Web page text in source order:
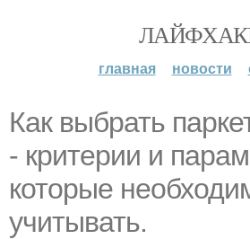
главная новости
Как выбрать
- критерии и
которые
учитывать.